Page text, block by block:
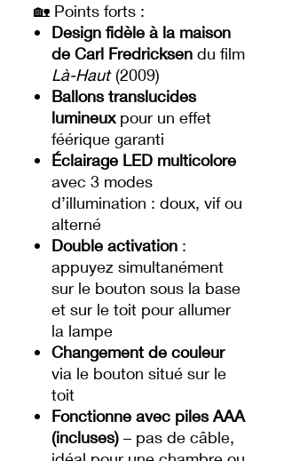
🏡 Points forts :
Design fidèle à la maison
de Carl Fredricksen du film
Là-Haut(2009)
Ballons translucides
lumineuxpour un effet
féérique garanti
Éclairage LED multicolore
avec 3 modes
d’illumination : doux, vif ou
alterné
Double activation :
appuyez simultanément
sur le bouton sous la base
et sur le toit pour allumer
la lampe
Changement de couleur
via le bouton situé sur le
toit
Fonctionne avec piles AAA
(incluses) – pas de câble,